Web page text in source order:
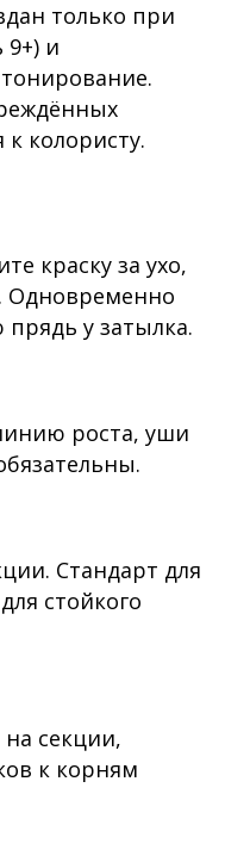
только при
9+) и
к колористу.
краску за ухо,
Одновременно
у затылка.
роста, уши
Стандарт для
стойкого
секции,
к корням